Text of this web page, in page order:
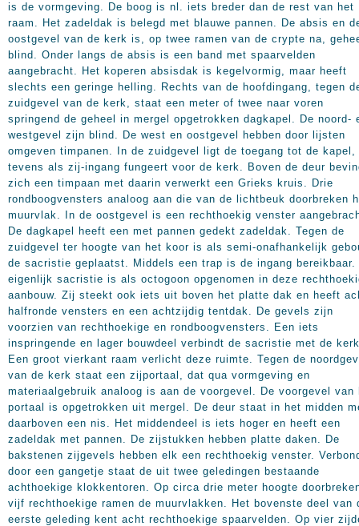
is de vormgeving. De boog is nl. iets breder dan de rest van het
raam. Het zadeldak is belegd met blauwe pannen. De absis en
oostgevel van de kerk is, op twee ramen van de crypte na,
blind. Onder langs de absis is een band met spaarvelden
aangebracht. Het koperen absisdak is kegelvormig, maar heeft
slechts een geringe helling. Rechts van de hoofdingang, tegen
zuidgevel van de kerk, staat een meter of twee naar voren
springend de geheel in mergel opgetrokken dagkapel. De noord-
westgevel zijn blind. De west en oostgevel hebben door lijsten
omgeven timpanen. In de zuidgevel ligt de toegang tot de kapel,
tevens als zij-ingang fungeert voor de kerk. Boven de deur
zich een timpaan met daarin verwerkt een Grieks kruis. Drie
rondboogvensters analoog aan die van de lichtbeuk doorbreken
muurvlak. In de oostgevel is een rechthoekig venster
De dagkapel heeft een met pannen gedekt zadeldak. Tegen de
zuidgevel ter hoogte van het koor is als semi-onafhankelijk
de sacristie geplaatst. Middels een trap is de ingang bereikbaar.
eigenlijk sacristie is als octogoon opgenomen in deze
aanbouw. Zij steekt ook iets uit boven het platte dak en heeft
halfronde vensters en een achtzijdig tentdak. De gevels zijn
voorzien van rechthoekige en rondboogvensters. Een iets
inspringende en lager bouwdeel verbindt de sacristie met de
Een groot vierkant raam verlicht deze ruimte. Tegen de
van de kerk staat een zijportaal, dat qua vormgeving en
materiaalgebruik analoog is aan de voorgevel. De voorgevel van
portaal is opgetrokken uit mergel. De deur staat in het midden
daarboven een nis. Het middendeel is iets hoger en heeft een
zadeldak met pannen. De zijstukken hebben platte daken. De
bakstenen zijgevels hebben elk een rechthoekig venster.
door een gangetje staat de uit twee geledingen bestaande
achthoekige klokkentoren. Op circa drie meter hoogte
vijf rechthoekige ramen de muurvlakken. Het bovenste deel van
eerste geleding kent acht rechthoekige spaarvelden. Op vier